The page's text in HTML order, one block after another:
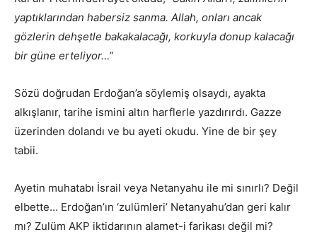
yaptıklarından habersiz sanma. Allah, onları ancak
gözlerin dehşetle bakakalacağı, korkuyla donup kalacağı
bir güne erteliyor…”
Sözü doğrudan Erdoğan’a söylemiş olsaydı, ayakta
alkışlanır, tarihe ismini altın harflerle yazdırırdı. Gazze
üzerinden dolandı ve bu ayeti okudu. Yine de bir şey
tabii.
Ayetin muhatabı İsrail veya Netanyahu ile mi sınırlı? Değil
elbette… Erdoğan’ın ‘zulümleri’ Netanyahu’dan geri kalır
mı? Zulüm AKP iktidarının alamet-i farikası değil mi?